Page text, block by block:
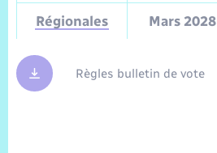
Régionales Mars 2028
Règles bulletin de vote